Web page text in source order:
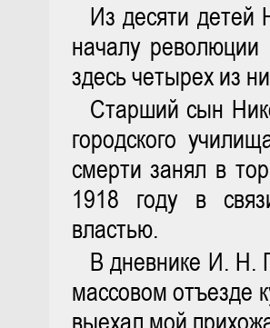
Из десяти детей
началу
здесь четырех из
Старший сын
городского
смерти занял в
1918 году в
властью.
В дневнике И. Н.
массовом отъезде